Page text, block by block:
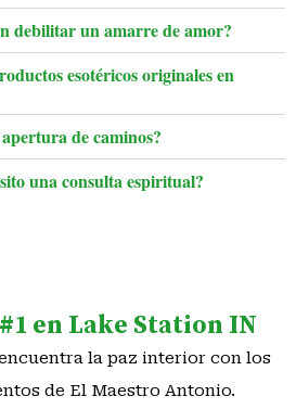
debilitar un amarre de amor?
esotéricos originales en
de caminos?
una consulta espiritual?
necesito una limpieza espiritual
en Lake Station IN
la paz interior con los
de El Maestro Antonio.